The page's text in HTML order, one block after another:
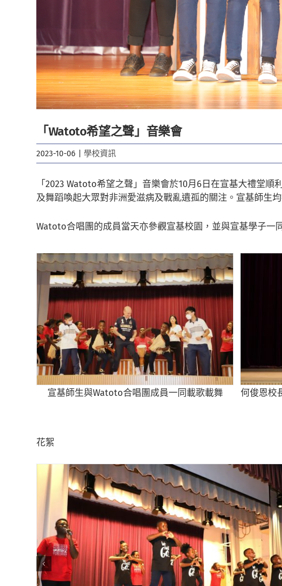
「Watoto希望之聲」音樂會
2023-10-06 學校資訊
「2023 Watoto希望之聲」音樂會於10月6日在宣基大禮堂
及舞蹈喚起大眾對非洲愛滋病及戰亂遺孤的關注。宣基師生
Watoto合唱團的成員當天亦參觀宣基校園，並與宣基學子一
宣基師生與Watoto合唱團成員一同載歌載舞
何俊恩校
花絮